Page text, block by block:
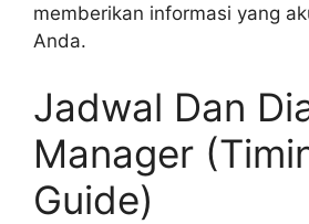
memberikan informasi yang
Anda.
Jadwal Dan
Manager
Guide)